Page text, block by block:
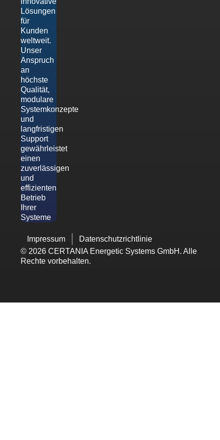
Lösungen
für
Kunden
weltweit.
Unser
Anspruch
an
höchste
Qualität,
modulare
Systemkonzepte
und
langfristigen
Support
gewährleistet
einen
zuverlässigen
und
effizienten
Betrieb
Ihrer
Systeme
© 2026 CERTANIA Energetic Systems GmbH. Alle
Rechte vorbehalten.
Impressum Datenschutzrichtlinie